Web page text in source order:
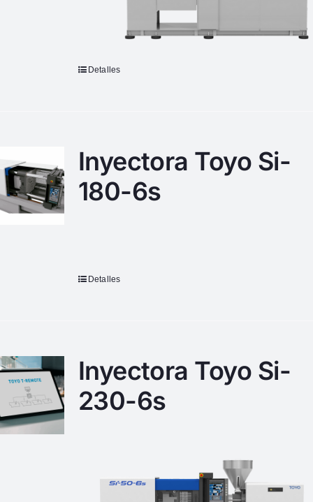
Detalles
Inyectora Toyo Si-
180-6s
Detalles
Inyectora Toyo Si-
230-6s